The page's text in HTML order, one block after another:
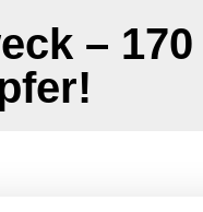
– 170